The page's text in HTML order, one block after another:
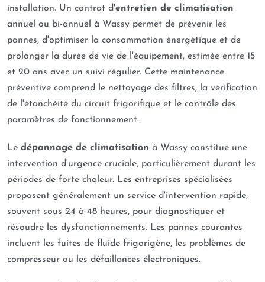
installation. Un contrat d'entretien de climatisation
annuel ou bi-annuel à Wassy permet de prévenir les
pannes, d'optimiser la consommation énergétique et de
prolonger la durée de vie de l'équipement, estimée entre 15
et 20 ans avec un suivi régulier. Cette maintenance
préventive comprend le nettoyage des filtres, la vérification
de l'étanchéité du circuit frigorifique et le contrôle des
paramètres de fonctionnement.
Le dépannage de climatisation à Wassy constitue une
intervention d'urgence cruciale, particulièrement durant les
périodes de forte chaleur. Les entreprises spécialisées
proposent généralement un service d'intervention rapide,
souvent sous 24 à 48 heures, pour diagnostiquer et
résoudre les dysfonctionnements. Les pannes courantes
incluent les fuites de fluide frigorigène, les problèmes de
compresseur ou les défaillances électroniques.